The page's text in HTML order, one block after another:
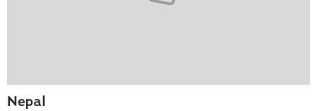
Nepal